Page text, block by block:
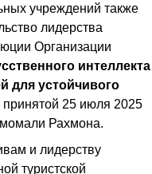
учреждений также
лидерства
Организации
интеллекта
для устойчивого
принятой 25 июля 2025
Рахмона.
и лидерству
туристской